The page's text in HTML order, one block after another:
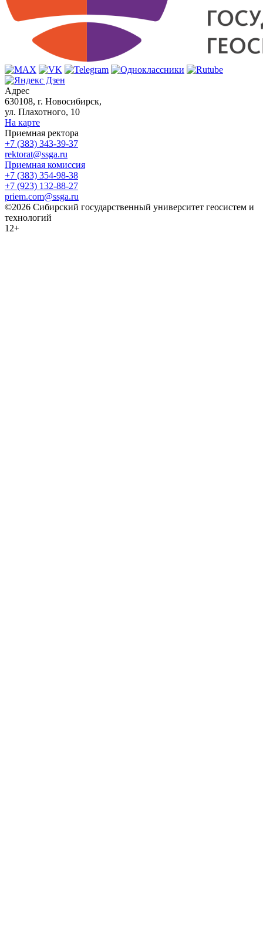
Адрес
630108, г. Новосибирск,
ул. Плахотного, 10
На карте
Приемная ректора
+7 (383) 343-39-37
rektorat@ssga.ru
Приемная комиссия
+7 (383) 354-98-38
+7 (923) 132-88-27
priem.com@ssga.ru
©2026 Сибирский государственный университет геосистем и
технологий
12+